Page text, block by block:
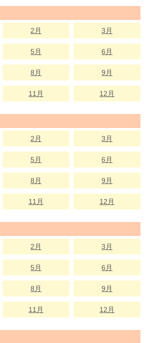
2月 3月
5月 6月
8月 9月
11月 12月
2月 3月
5月 6月
8月 9月
11月 12月
2月 3月
5月 6月
8月 9月
11月 12月